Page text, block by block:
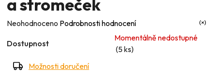
Dostupnost
Momentálně nedostupné
(5 ks)
Možnosti doručení
a stromeček
Průměrné
produktu
Neohodnoceno Podrobnosti hodnocení